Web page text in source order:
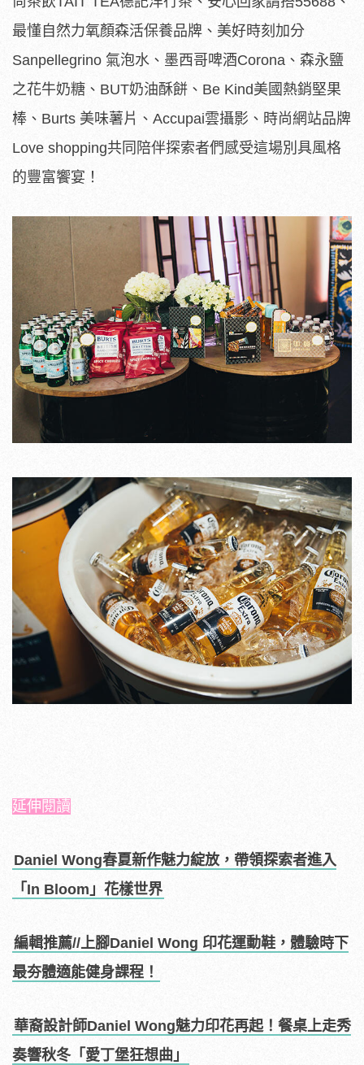
最懂自然力氧顏森活保養品牌、美好時刻加分
Sanpellegrino 氣泡水、墨西哥啤酒Corona、森永鹽
之花牛奶糖、BUT奶油酥餅、Be Kind美國熱銷堅果
棒、Burts 美味薯片、Accupai雲攝影、時尚網站品牌
Love shopping共同陪伴探索者們感受這場別具風格
的豐富饗宴！
延伸閱讀
Daniel Wong春夏新作魅力綻放，帶領探索者進入
「In Bloom」花樣世界
編輯推薦//上腳Daniel Wong 印花運動鞋，體驗時下
最夯體適能健身課程！
華裔設計師Daniel Wong魅力印花再起！餐桌上走秀
奏響秋冬「愛丁堡狂想曲」